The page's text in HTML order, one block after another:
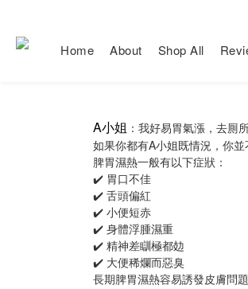
Home About Shop All
A小姐 ：我好易胃氣漲，去厠
如果你都有A小姐既情況，你
脾胃濕熱一般有以下症狀：
✔️ 胃口不佳
✔️ 舌頭偏紅
✔️ 小便短赤
✔️ 身體浮腫濕重
✔️ 精神差瞓極都攰
✔️ 大便稀爛而惡臭
長期脾胃濕熱容易誘發皮膚問